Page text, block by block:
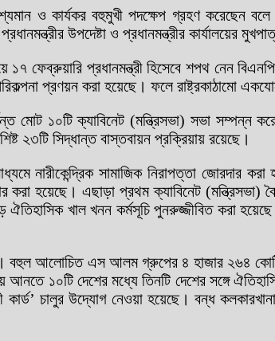
ও কার্যকর বহুমুখী পদক্ষেপ গ্রহণ করেছেন বলে
উপদেষ্টা ও প্রধানমন্ত্রীর কার্যালয়ের
ফেব্রুয়ারি প্রধানমন্ত্রী হিসেবে শপথ নেন
প্রণয়ন করা হয়েছে। ফলে রাষ্ট্রকাঠামো
মোট ১০টি ক্যাবিনেট (মন্ত্রিসভা) সভা সম্পন্ন
২৩টি সিদ্ধান্ত বাস্তবায়ন প্রক্রিয়ায় রয়েছে।
নারীকেন্দ্রিক সামাজিক নিরাপত্তা জোরদার
হয়েছে। এছাড়া প্রথম ক্যাবিনেট (মন্ত্রিসভা)
খাল খনন কর্মসূচি পুনরুজ্জীবিত করা হয়েছে
বহুল আলোচিত এস আলম গ্রুপের ৪ হাজার ২৬৪
১০টি দেশের মধ্যে তিনটি দেশের সঙ্গে
চালুর উদ্যোগ নেওয়া হয়েছে। বন্ধ